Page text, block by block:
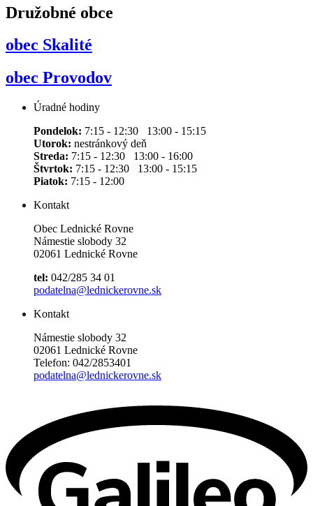
Družobné obce
obec Skalité
obec Provodov
Úradné hodiny
Pondelok: 7:15 - 12:30 13:00 - 15:15
Utorok: nestránkový deň
Streda: 7:15 - 12:30 13:00 - 16:00
Štvrtok: 7:15 - 12:30 13:00 - 15:15
Piatok: 7:15 - 12:00
Kontakt
Obec Lednické Rovne
Námestie slobody 32
02061 Lednické Rovne
tel: 042/285 34 01
podatelna@lednickerovne.sk
Kontakt
Námestie slobody 32
02061 Lednické Rovne
Telefon: 042/2853401
podatelna@lednickerovne.sk